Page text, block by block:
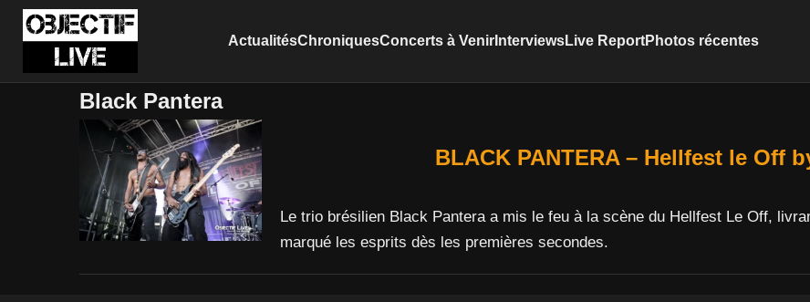
ActualitésChroniquesConcerts à VenirInterviewsLive ReportPhotos récentes
Black Pantera
BLACK PANTERA – Hellfest le Off
Le trio brésilien Black Pantera a mis le feu à la scène du Hellfest Le Off,
marqué les esprits dès les premières secondes.